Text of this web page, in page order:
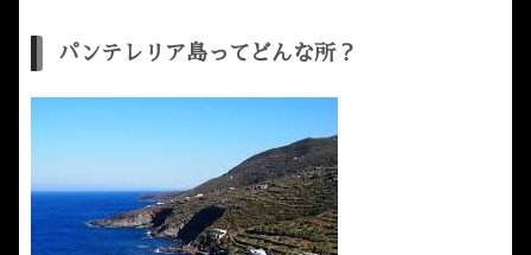
パンテレリア島ってどんな所？